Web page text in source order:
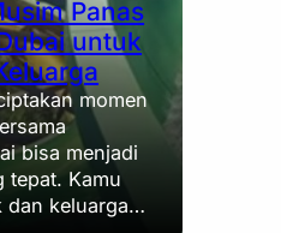
Panas
untuk
momen
bisa menjadi
tepat. Kamu
dan keluarga…